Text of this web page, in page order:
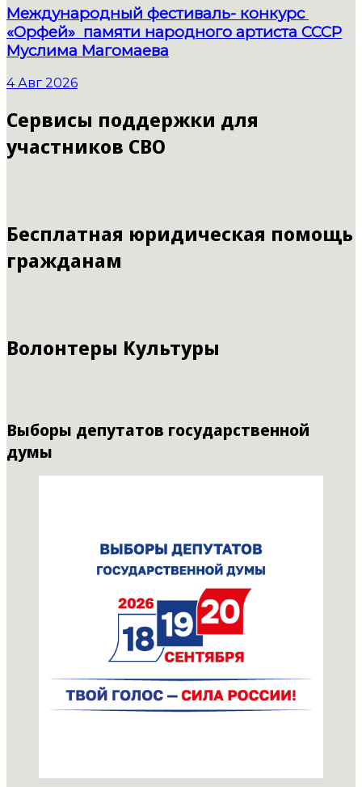
Международный фестиваль- конкурс
«Орфей» памяти народного артиста СССР
Муслима Магомаева
4 Авг 2026
Сервисы поддержки для
участников СВО
Бесплатная юридическая помощь
гражданам
Волонтеры Культуры
Выборы депутатов государственной
думы